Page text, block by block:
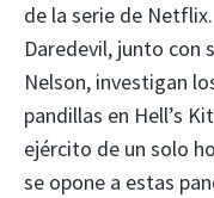
de la serie de Netflix.
Daredevil, junto con
Nelson, investigan
pandillas en Hell’s
ejército de un solo
se opone a estas